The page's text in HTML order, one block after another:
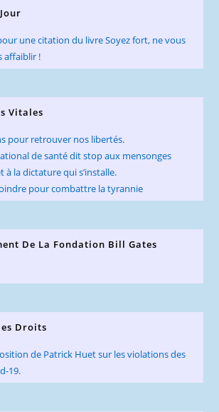
Vitales
pour retrouver nos libertés.
de santé dit stop aux mensonges
la dictature qui s’installe.
pour combattre la tyrannie
De La Fondation Bill Gates
Droits